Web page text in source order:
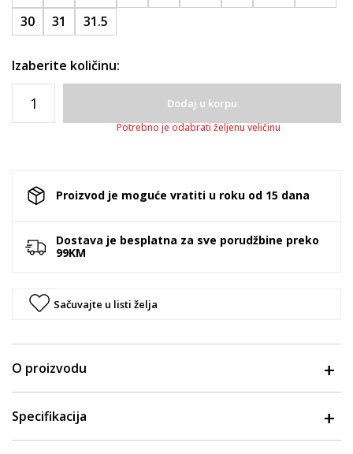
30
31 31.5
Izaberite količinu:
Dodaj u korpu
Potrebno je odabrati željenu veličinu
Proizvod je moguće vratiti u roku od 15 dana
Dostava je besplatna za sve porudžbine preko
99KM
Sačuvajte u listi želja
O proizvodu
Specifikacija